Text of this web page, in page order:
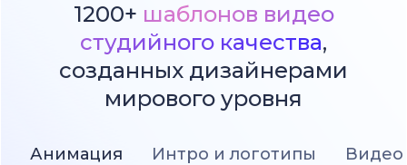
1200+ шаблонов видео
студийного качества,
созданных дизайнерами
мирового уровня
Анимация Интро и логотипы Видео